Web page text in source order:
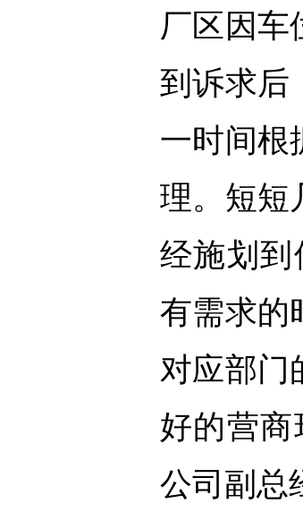
厂区 因车
到诉求后
一时间根
理。短短
经施划到
有需求的
对应部门
好的营商
公司副总